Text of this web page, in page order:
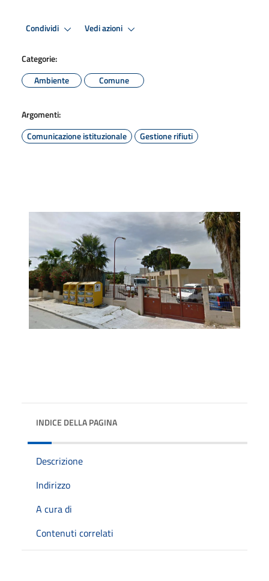
Condividi Vedi azioni
Categorie:
Ambiente
Comune
Argomenti:
Comunicazione istituzionale
Gestione rifiuti
INDICE DELLA PAGINA
Descrizione
Indirizzo
A cura di
Contenuti correlati